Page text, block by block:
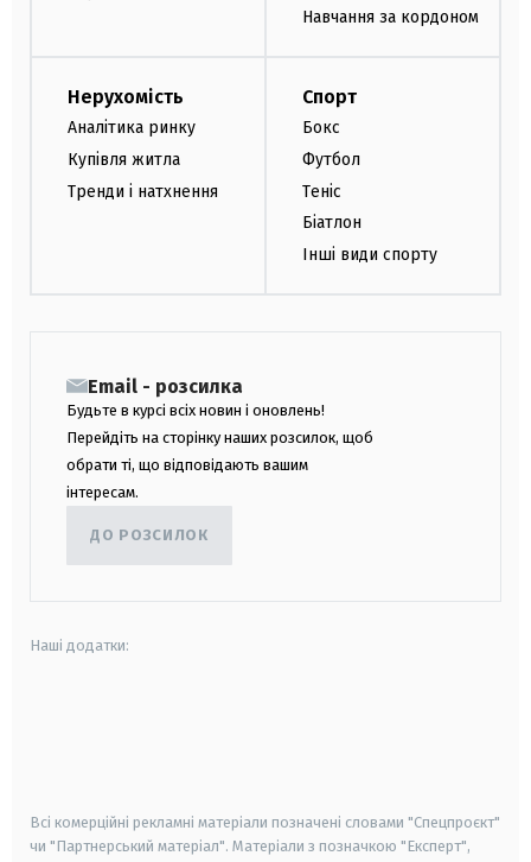
Навчання за кордоном
Нерухомість
Аналітика ринку
Купівля житла
Тренди і натхнення
Спорт
Бокс
Футбол
Теніс
Біатлон
Інші види спорту
Email - розсилка
Будьте в курсі всіх новин і оновлень!
Перейдіть на сторінку наших розсилок, щоб
обрати ті, що відповідають вашим
інтересам.
ДО РОЗСИЛОК
Наші додатки:
Всі комерційні рекламні матеріали позначені словами "Спецпроєкт"
чи "Партнерський матеріал". Матеріали з позначкою "Експерт",